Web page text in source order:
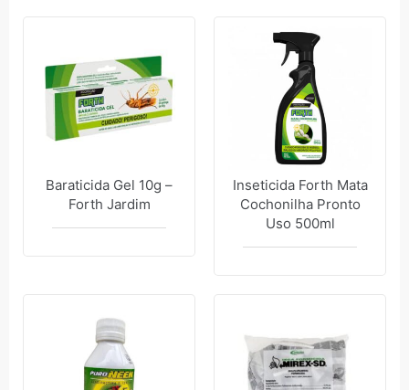
Baraticida Gel 10g –
Forth Jardim
Inseticida Forth Mata
Cochonilha Pronto
Uso 500ml